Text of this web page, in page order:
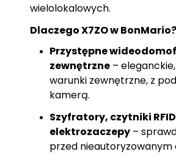
wielolokalowych.
Dlaczego X7ZO w BonMario?
Przystępne
zewnętrzne –
warunki zewnętrzne, z
kamerą.
Szyfratory, czytniki
elektrozaczepy –
przed nieautoryzowanym